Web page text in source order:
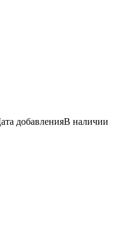
добавленияВ наличии